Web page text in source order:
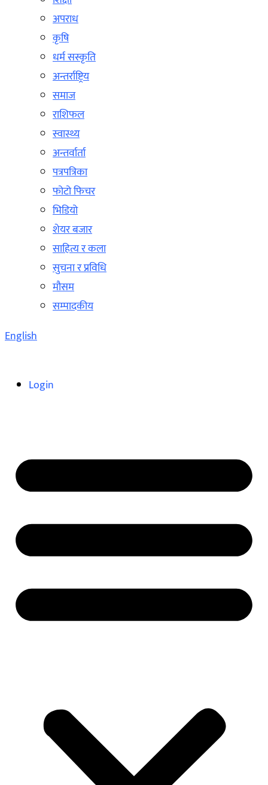
अपराध
कृषि
धर्म सस्कृति
अन्तर्राष्ट्रिय
समाज
राशिफल
स्वास्थ्य
अन्तर्वार्ता
पत्रपत्रिका
फोटो फिचर
भिडियो
शेयर बजार
साहित्य र कला
सुचना र प्रविधि
मौसम
सम्पादकीय
English
Login